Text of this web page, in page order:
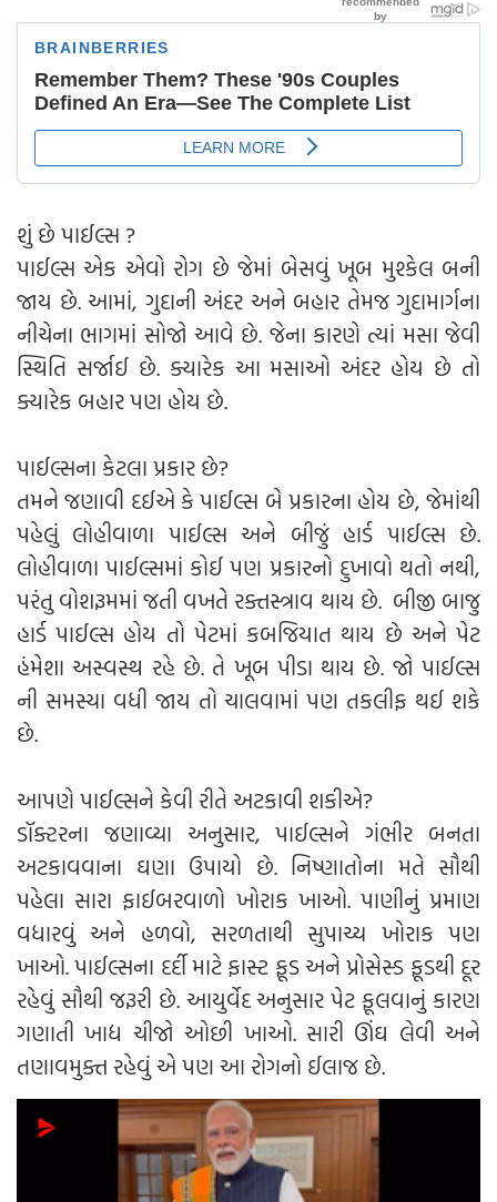
શું છે પાઈલ્સ ?
પાઈલ્સ એક એવો રોગ છે જેમાં બેસવું ખૂબ મુશ્કેલ બની
જાય છે. આમાં, ગુદાની અંદર અને બહાર તેમજ ગુદામાર્ગના
નીચેના ભાગમાં સોજો આવે છે. જેના કારણે ત્યાં મસા જેવી
સ્થિતિ સર્જાઈ છે. ક્યારેક આ મસાઓ અંદર હોય છે તો
ક્યારેક બહાર પણ હોય છે.
પાઈલ્સના કેટલા પ્રકાર છે?
તમને જણાવી દઈએ કે પાઈલ્સ બે પ્રકારના હોય છે, જેમાંથી
પહેલું લોહીવાળા પાઈલ્સ અને બીજું હાર્ડ પાઈલ્સ છે.
લોહીવાળા પાઈલ્સમાં કોઈ પણ પ્રકારનો દુખાવો થતો નથી,
પરંતુ વોશરૂમમાં જતી વખતે રક્તસ્ત્રાવ થાય છે. બીજી બાજુ
હાર્ડ પાઈલ્સ હોય તો પેટમાં કબજિયાત થાય છે અને પેટ
હંમેશા અસ્વસ્થ રહે છે. તે ખૂબ પીડા થાય છે. જો પાઈલ્સ
ની સમસ્યા વધી જાય તો ચાલવામાં પણ તકલીફ થઈ શકે
છે.
આપણે પાઈલ્સને કેવી રીતે અટકાવી શકીએ?
ડૉક્ટરના જણાવ્યા અનુસાર, પાઈલ્સને ગંભીર બનતા
અટકાવવાના ઘણા ઉપાયો છે. નિષ્ણાતોના મતે સૌથી
પહેલા સારા ફાઈબરવાળો ખોરાક ખાઓ. પાણીનું પ્રમાણ
વધારવું અને હળવો, સરળતાથી સુપાચ્ય ખોરાક પણ
ખાઓ. પાઈલ્સના દર્દી માટે ફાસ્ટ ફૂડ અને પ્રોસેસ્ડ ફૂડથી દૂર
રહેવું સૌથી જરૂરી છે. આયુર્વેદ અનુસાર પેટ ફૂલવાનું કારણ
ગણાતી ખાદ્ય ચીજો ઓછી ખાઓ. સારી ઊંઘ લેવી અને
તણાવમુક્ત રહેવું એ પણ આ રોગનો ઈલાજ છે.